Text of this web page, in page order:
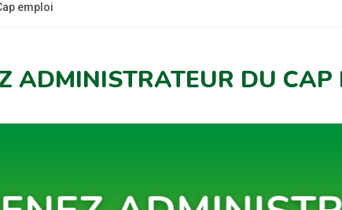
emploi
ADMINISTRATEUR DU CAP